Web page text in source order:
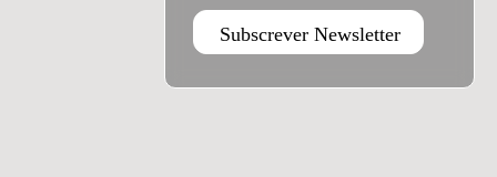
Subscrever Newsletter